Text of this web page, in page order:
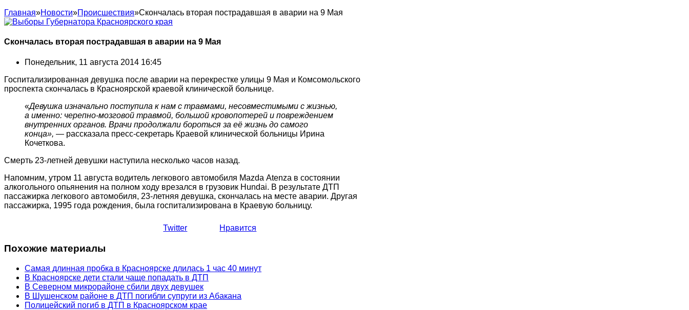
Главная»Новости»Происшествия»Скончалась вторая пострадавшая в аварии на 9 Мая
Скончалась вторая пострадавшая в аварии на 9 Мая
Понедельник, 11 августа 2014 16:45
Госпитализированная девушка после аварии на перекрестке улицы 9 Мая и Комсомольского
проспекта скончалась в Красноярской краевой клинической больнице.
«Девушка изначально поступила к нам с травмами, несовместимыми с жизнью,
а именно: черепно-мозговой травмой, большой кровопотерей и повреждением
внутренних органов. Врачи продолжали бороться за её жизнь до самого
конца», — рассказала пресс-секретарь Краевой клинической больницы Ирина
Кочеткова.
Смерть 23-летней девушки наступила несколько часов назад.
Напомним, утром 11 августа водитель легкового автомобиля Mazda Atenza в состоянии
алкогольного опьянения на полном ходу врезался в грузовик Hundai. В результате ДТП
пассажирка легкового автомобиля, 23-летняя девушка, скончалась на месте аварии. Другая
пассажирка, 1995 года рождения, была госпитализирована в Краевую больницу.
Twitter Нравится
Похожие материалы
Самая длинная пробка в Красноярске длилась 1 час 40 минут
В Красноярске дети стали чаще попадать в ДТП
В Северном микрорайоне сбили двух девушек
В Шушенском районе в ДТП погибли супруги из Абакана
Полицейский погиб в ДТП в Красноярском крае